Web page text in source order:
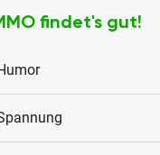
findet's gut!